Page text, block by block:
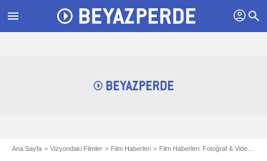
menu profil search
Ana Sayfa Vizyondaki Filmler Film Haberleri Film Haberleri: Fotoğraf & Videolar